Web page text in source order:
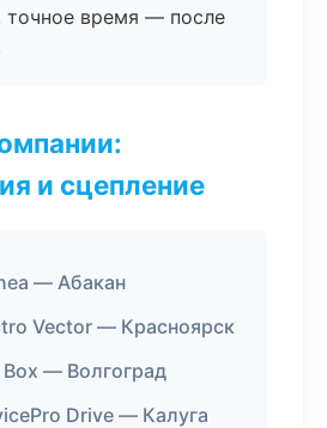
точное время — после
и сцепление
— Абакан
Vector — Красноярск
— Волгоград
Drive — Калуга